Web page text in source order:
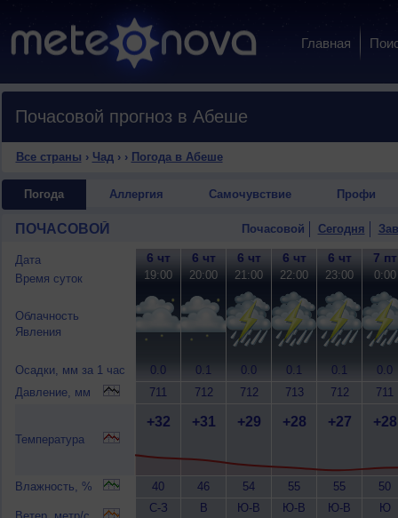
Главная
Почасовой прогноз в Абеше
Все страны › Чад› › Погода в Абеше
Погода Аллергия Самочувствие Профи
ПОЧАСОВОЙ Почасовой Сегодня
Дата
Время суток
Облачность
Явления
Осадки, мм за 1 час
Давление, мм
Температура
Влажность, %
6 чт
19:00
0.0
711
+32
40
С-З
6 чт
20:00
0.1
712
+31
46
В
6 чт
21:00
0.0
712
+29
54
Ю-В
6 чт
22:00
0.1
713
+28
55
Ю-В
6 чт
23:00
0.1
712
+27
55
Ю-В
7 пт
0:00
0.0
711
+28
50
Ю